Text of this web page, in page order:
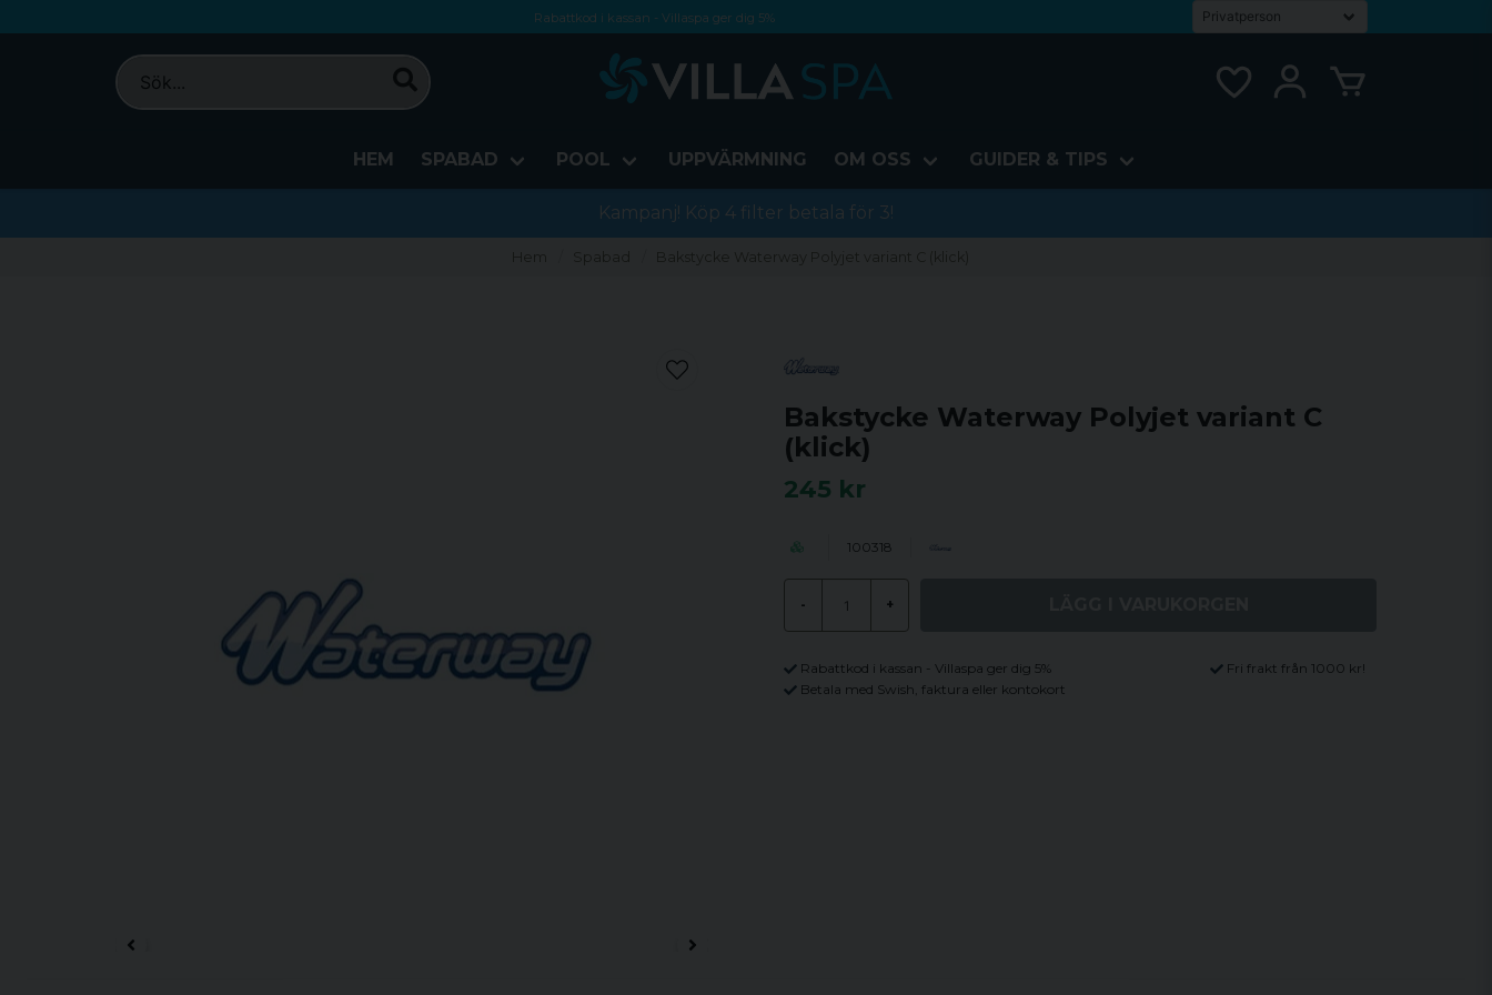
Rabattkod i kassan - Villaspa ger dig 5%
Fri frakt från 1000 kr!
Betala med Swish, faktura eller kontokort
HEM SPABAD POOL UPPVÄRMNING OM OSS GUIDER & TIPS
Kampanj! Köp 4 filter betala för 3!
Hem Spabad Bakstycke Waterway Polyjet variant C (klick)
Bakstycke Waterway Polyjet variant C
(klick)
245 kr
100318
- +
Rabattkod i kassan - Villaspa ger dig 5%
Fri frakt från 1000 kr!
Betala med Swish, faktura eller kontokort